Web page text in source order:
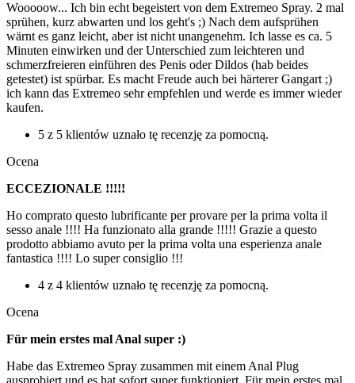
Wooooow... Ich bin echt begeistert von dem Extremeo Spray. 2 mal
sprühen, kurz abwarten und los geht's ;) Nach dem aufsprühen
wärnt es ganz leicht, aber ist nicht unangenehm. Ich lasse es ca. 5
Minuten einwirken und der Unterschied zum leichteren und
schmerzfreieren einführen des Penis oder Dildos (hab beides
getestet) ist spürbar. Es macht Freude auch bei härterer Gangart ;)
ich kann das Extremeo sehr empfehlen und werde es immer wieder
kaufen.
5 z 5 klientów uznało tę recenzję za pomocną.
Ocena
ECCEZIONALE !!!!!
Ho comprato questo lubrificante per provare per la prima volta il
sesso anale !!!! Ha funzionato alla grande !!!!! Grazie a questo
prodotto abbiamo avuto per la prima volta una esperienza anale
fantastica !!!! Lo super consiglio !!!
4 z 4 klientów uznało tę recenzję za pomocną.
Ocena
Für mein erstes mal Anal super :)
Habe das Extremeo Spray zusammen mit einem Anal Plug